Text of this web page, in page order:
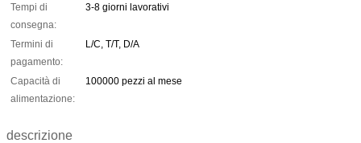
Tempi di
consegna:
3-8 giorni lavorativi
Termini di
pagamento:
L/C, T/T, D/A
Capacità di
alimentazione:
100000 pezzi al mese
descrizione